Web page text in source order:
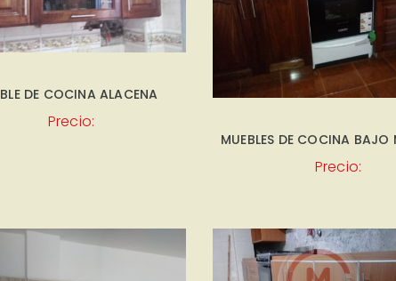
DE COCINA ALACENA
Precio:
MUEBLES DE COCINA BAJO
Precio: